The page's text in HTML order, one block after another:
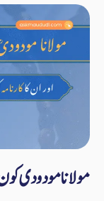
مولانا مودودی کون